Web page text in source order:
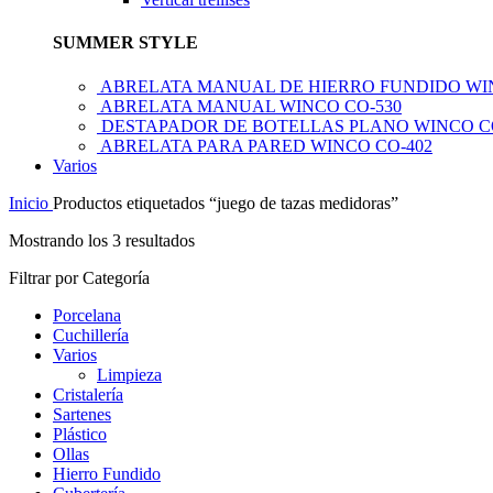
SUMMER STYLE
ABRELATA MANUAL DE HIERRO FUNDIDO
ABRELATA MANUAL WINCO CO-530
DESTAPADOR DE BOTELLAS PLANO WINCO
ABRELATA PARA PARED WINCO CO-402
Varios
Inicio Productos etiquetados “juego de tazas medidoras”
Mostrando los 3 resultados
Filtrar por Categoría
Porcelana
Cuchillería
Varios
Limpieza
Cristalería
Sartenes
Plástico
Ollas
Hierro Fundido